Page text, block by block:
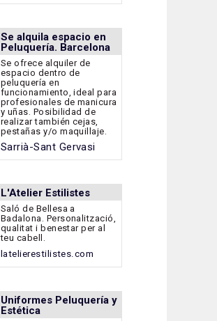
Se alquila espacio en
Peluquería. Barcelona
Se ofrece alquiler de
espacio dentro de
peluquería en
funcionamiento, ideal para
profesionales de manicura
y uñas. Posibilidad de
realizar también cejas,
pestañas y/o maquillaje.
Sarrià-Sant Gervasi
L'Atelier Estilistes
Saló de Bellesa a
Badalona. Personalització,
qualitat i benestar per al
teu cabell.
latelierestilistes.com
Uniformes Peluquería y
Estética